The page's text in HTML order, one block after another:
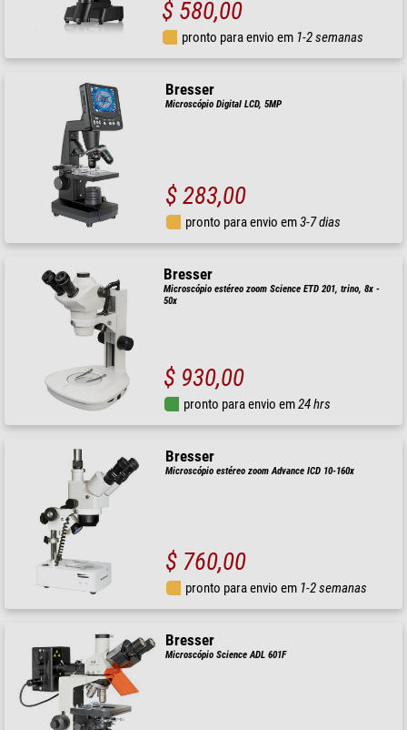
$ 580,00
pronto para envio em 1-2 semanas
Bresser
Microscópio Digital LCD, 5MP
$ 283,00
pronto para envio em3-7 dias
Bresser
Microscópio estéreo zoom Science ETD 201, trino, 8x -
50x
$ 930,00
pronto para envio em24 hrs
Bresser
Microscópio estéreo zoom Advance ICD 10-160x
$ 760,00
pronto para envio em 1-2 semanas
Bresser
Microscópio Science ADL 601F